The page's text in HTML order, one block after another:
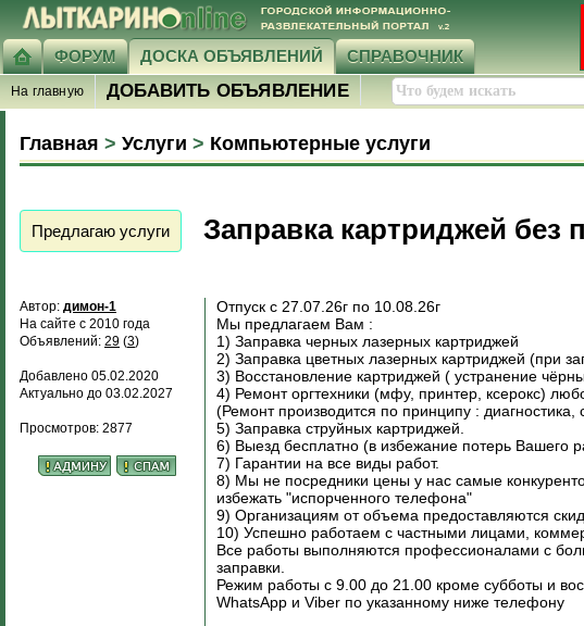
ФОРУМ ДОСКА ОБЪЯВЛЕНИЙ СПРАВОЧНИК
На главную ДОБАВИТЬ ОБЪЯВЛЕНИЕ
Главная > Услуги > Компьютерные услуги
Предлагаю услуги Заправка картриджей без
Автор: димон-1
На сайте с 2010 года
Объявлений: 29 (3)
Добавлено 05.02.2020
Актуально до 03.02.2027
Просмотров: 2877
Отпуск с 27.07.26г по 10.08.26г
Мы предлагаем Вам :
1) Заправка черных лазерных картриджей
2) Заправка цветных лазерных картриджей (при
3) Восстановление картриджей ( устранение
4) Ремонт оргтехники (мфу, принтер, ксерокс)
(Ремонт производится по принципу :
5) Заправка струйных картриджей.
6) Выезд бесплатно (в избежание потерь Вашего
7) Гарантии на все виды работ.
8) Мы не посредники цены у нас самые
избежать "испорченного телефона"
9) Организациям от объема предоставляются
10) Успешно работаем с частными лицами,
Все работы выполняются профессионалами с
заправки.
Режим работы с 9.00 до 21.00 кроме субботы и
WhatsApp и Viber по указанному ниже телефону